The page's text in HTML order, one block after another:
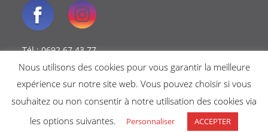
Tél : 0692 67 43 77
Copyright 2018 - Cheminées reunion -Mentions légales-Politique de
Nous utilisons des cookies pour vous garantir la meilleure
expérience sur notre site web. Vous pouvez choisir si vous
souhaitez ou non consentir à notre utilisation des cookies via
les options suivantes.
Personnaliser ACCEPTER